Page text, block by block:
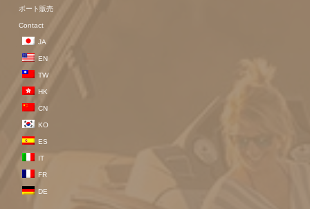
ボート販売
Contact
JA
EN
TW
HK
CN
KO
ES
IT
FR
DE